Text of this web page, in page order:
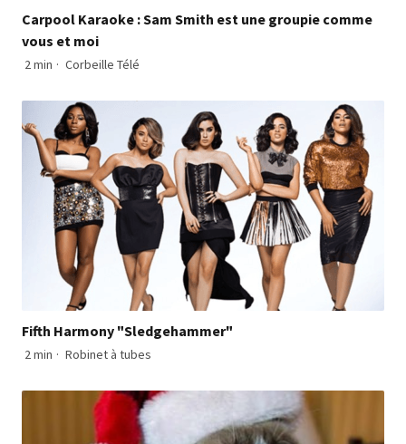
Carpool Karaoke : Sam Smith est une groupie comme
vous et moi
2 min · Corbeille Télé
Fifth Harmony "Sledgehammer"
2 min · Robinet à tubes